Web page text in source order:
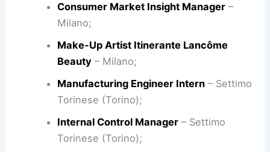
Consumer Market Insight Manager–
Milano;
Make-Up Artist Itinerante Lancôme
Beauty– Milano;
Manufacturing Engineer Intern– Settimo
Torinese (Torino);
Internal Control Manager– Settimo
Torinese (Torino);